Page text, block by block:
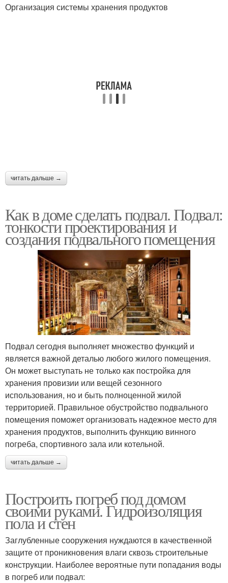
Организация системы хранения продуктов
читать дальше →
Как в доме сделать подвал. Подвал:
тонкости проектирования и
создания подвального помещения
Подвал сегодня выполняет множество функций и
является важной деталью любого жилого помещения.
Он может выступать не только как постройка для
хранения провизии или вещей сезонного
использования, но и быть полноценной жилой
территорией. Правильное обустройство подвального
помещения поможет организовать надежное место для
хранения продуктов, выполнить функцию винного
погреба, спортивного зала или котельной.
читать дальше →
Построить погреб под домом
своими руками. Гидроизоляция
пола и стен
Заглубленные сооружения нуждаются в качественной
защите от проникновения влаги сквозь строительные
конструкции. Наиболее вероятные пути попадания воды
в погреб или подвал: